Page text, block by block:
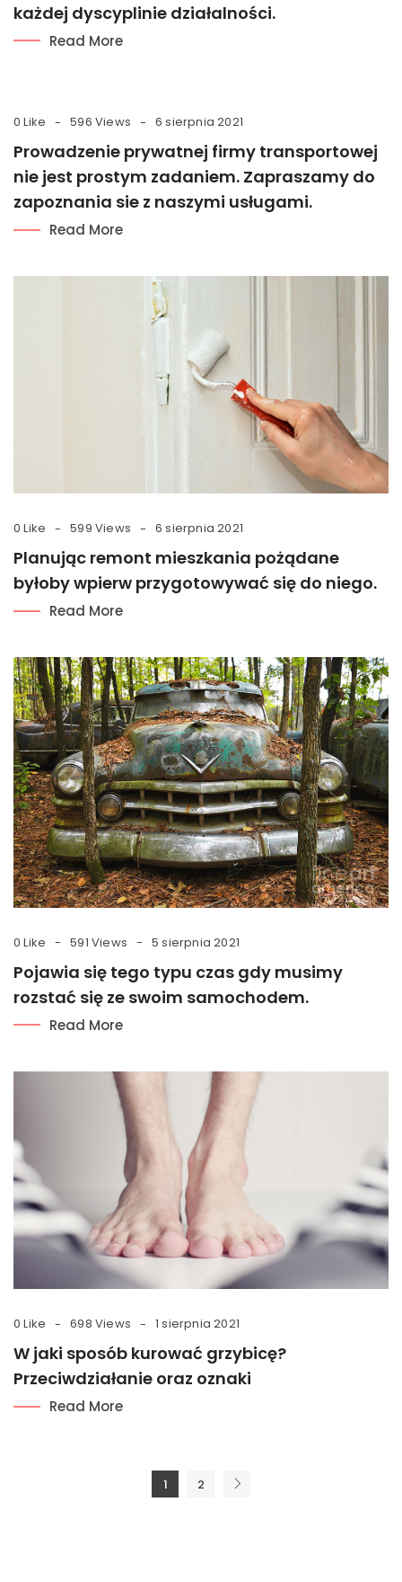
każdej dyscyplinie działalności.
Read More
0 Like 596 Views 6 sierpnia 2021
Prowadzenie prywatnej firmy transportowej
nie jest prostym zadaniem. Zapraszamy do
zapoznania sie z naszymi usługami.
Read More
0 Like 599 Views 6 sierpnia 2021
Planując remont mieszkania pożądane
byłoby wpierw przygotowywać się do niego.
Read More
0 Like 591 Views 5 sierpnia 2021
Pojawia się tego typu czas gdy musimy
rozstać się ze swoim samochodem.
Read More
0 Like 698 Views 1 sierpnia 2021
W jaki sposób kurować grzybicę?
Przeciwdziałanie oraz oznaki
Read More
Nawigacja
1 2